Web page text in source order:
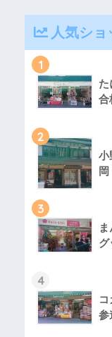
人気ショ
1
合
2
小
3
グ
4
参